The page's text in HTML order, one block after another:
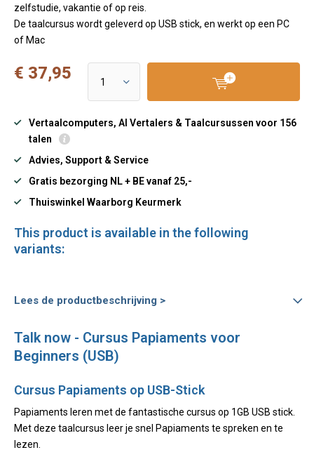
zelfstudie, vakantie of op reis.
De taalcursus wordt geleverd op USB stick, en werkt op een PC
of Mac
€ 37,95
Vertaalcomputers, AI Vertalers & Taalcursussen voor 156
talen
Advies, Support & Service
Gratis bezorging NL + BE vanaf 25,-
Thuiswinkel Waarborg Keurmerk
This product is available in the following
variants:
Lees de productbeschrijving >
Talk now - Cursus Papiaments voor
Beginners (USB)
Cursus Papiaments op USB-Stick
Papiaments leren met de fantastische cursus op 1GB USB stick.
Met deze taalcursus leer je snel Papiaments te spreken en te
lezen.